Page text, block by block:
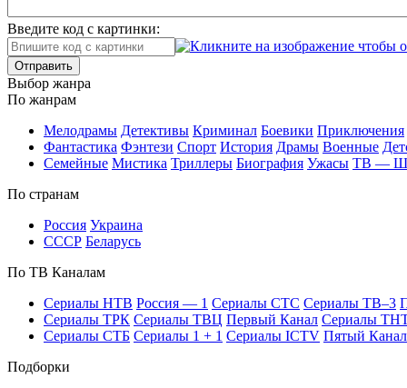
Введите код с картинки:
Отправить
Вы­бор жан­ра
По жан­рам
Ме­ло­дра­мы Де­тек­ти­вы Кри­ми­нал Бое­ви­ки При­клю­че­ния
Фан­та­сти­ка Фэн­те­зи Спорт Ис­то­рия Дра­мы Во­ен­ные
Се­мей­ные Мис­ти­ка Трил­ле­ры Био­гра­фия Ужа­сы ТВ —
По стра­нам
Рос­сия Ук­раи­на
СССР Бе­ла­русь
По ТВ Ка­на­лам
Се­риа­лы НТВ Рос­сия — 1 Се­риа­лы СТС Се­риа­лы ТВ–3
Се­риа­лы ТРК Се­риа­лы ТВЦ Пер­вый Ка­нал Се­риа­лы
Се­риа­лы СТБ Се­риа­лы 1 + 1 Се­риа­лы ICTV Пя­тый Ка­нал
Подборки